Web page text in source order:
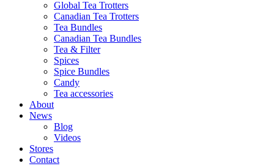
Global Tea Trotters
Canadian Tea Trotters
Tea Bundles
Canadian Tea Bundles
Tea & Filter
Spices
Spice Bundles
Candy
Tea accessories
About
News
Blog
Videos
Stores
Contact